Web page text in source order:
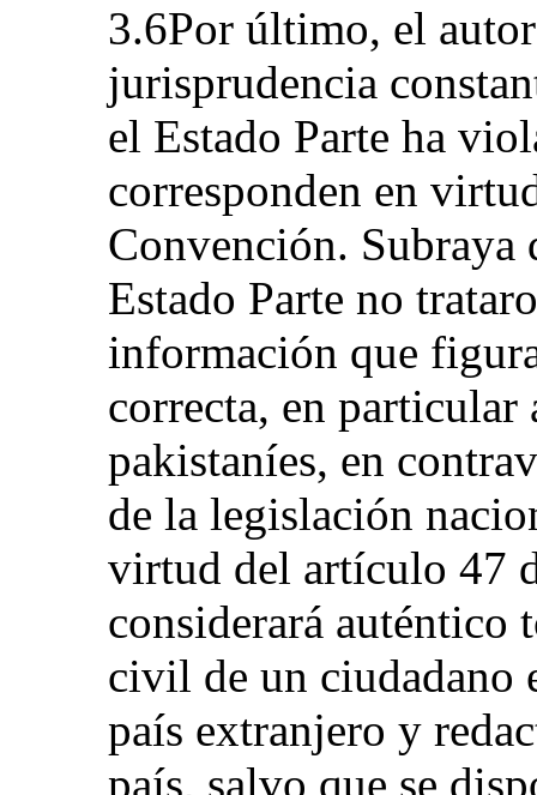
3.6Por último, el
jurisprudencia
el Estado Parte ha
corresponden en
Convención. Subraya
Estado Parte no
información que
correcta, en particular
pakistaníes, en
de la legislación
virtud del artículo 47
considerará auténtico
civil de un ciudadano
país extranjero y
país, salvo que se